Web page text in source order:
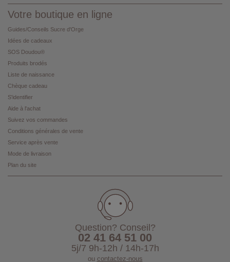
Votre boutique en ligne
Guides/Conseils Sucre d'Orge
Idées de cadeaux
SOS Doudou®
Produits brodés
Liste de naissance
Chèque cadeau
S'identifier
Aide à l'achat
Suivez vos commandes
Conditions générales de vente
Service après vente
Mode de livraison
Plan du site
Question? Conseil?
02 41 64 51 00
5j/7 9h-12h / 14h-17h
ou contactez-nous